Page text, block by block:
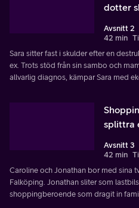
dotter
Avsnitt 2
42 min
Sara sitter fast i skulder efter en
ex. Trots stöd från sin sambo och
allvarlig diagnos, kämpar Sara med
splittra
Avsnitt 3
42 min
Caroline och Jonathan bor med sina
Falköping. Jonathan sliter som
shoppingberoende som dragit in